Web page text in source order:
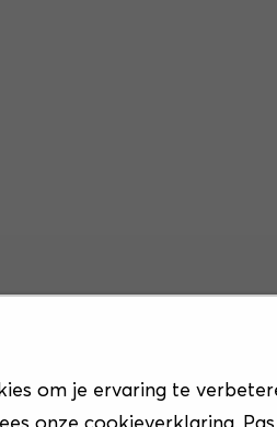
om je ervaring te